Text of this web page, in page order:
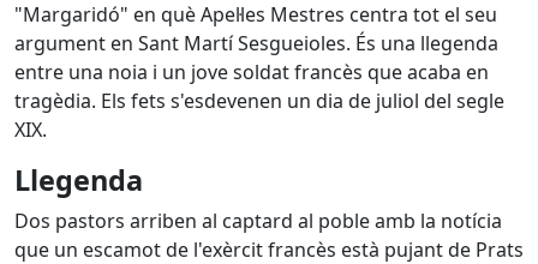
"Margaridó" en què Apel·les Mestres centra tot el seu
argument en Sant Martí Sesgueioles. És una llegenda
entre una noia i un jove soldat francès que acaba en
tragèdia. Els fets s'esdevenen un dia de juliol del segle
XIX.
Llegenda
Dos pastors arriben al captard al poble amb la notícia
que un escamot de l'exèrcit francès està pujant de Prats